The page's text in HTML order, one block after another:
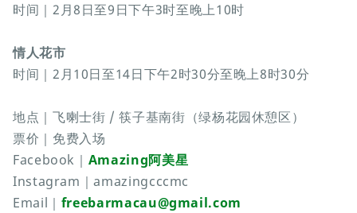
时间｜2月8日至9日下午3时至晚上10时
情人花市
时间｜2月10日至14日下午2时30分至晚上8时30分
地点｜飞喇士街 / 筷子基南街（绿杨花园休憩区）
票价｜免费入场
Facebook｜ Amazing阿美星
Instagram｜amazingcccmc
Email｜ freebarmacau@gmail.com